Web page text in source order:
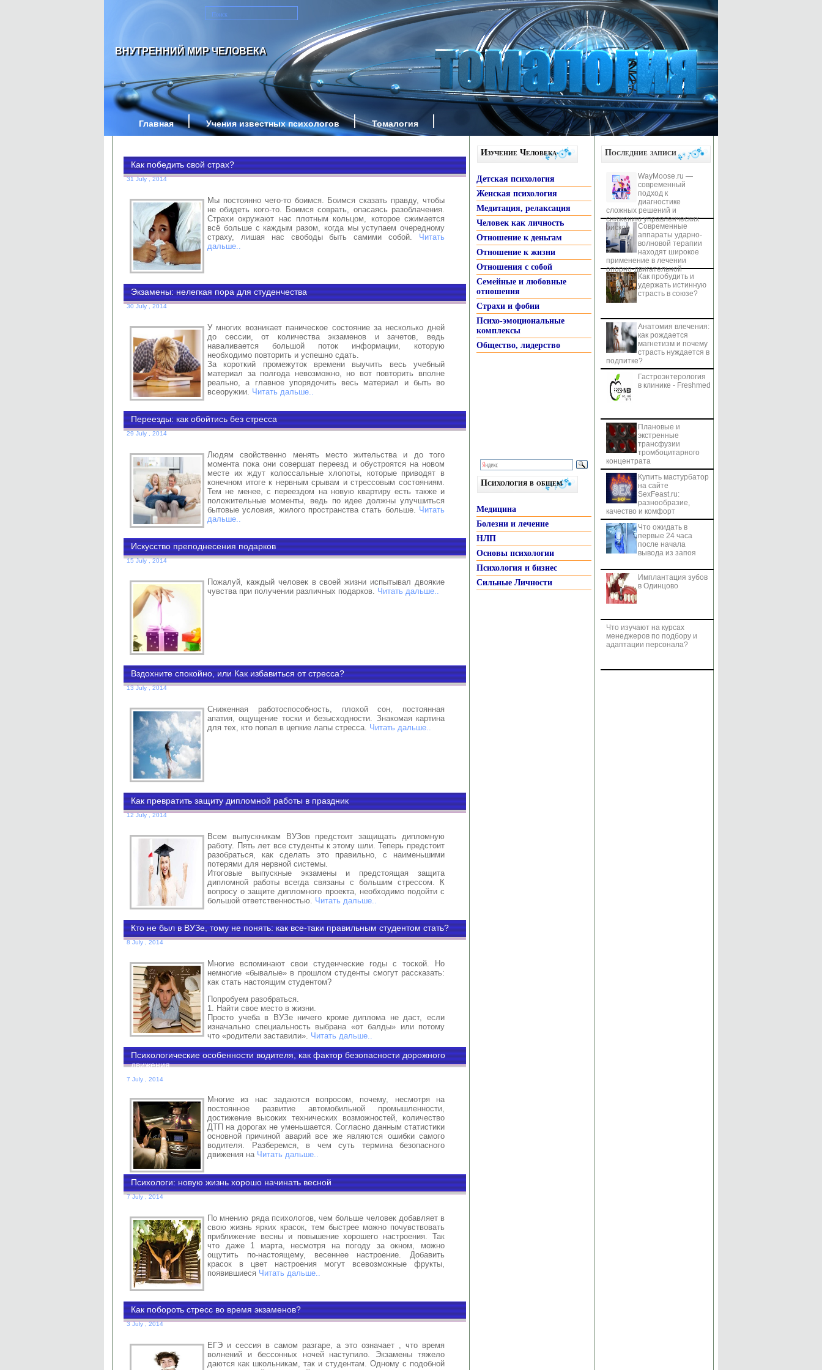
ВНУТРЕННИЙ МИР ЧЕЛОВЕКА
Главная Учения известных психологов Томалогия
Как победить свой страх?
31 July , 2014
Мы постоянно чего-то боимся. Боимся сказать правду, чтобы
не обидеть кого-то. Боимся соврать, опасаясь разоблачения.
Страхи окружают нас плотным кольцом, которое сжимается
всё больше с каждым разом, когда мы уступаем очередному
страху, лишая нас свободы быть самими собой. Читать
дальше..
Экзамены: нелегкая пора для студенчества
30 July , 2014
У многих возникает паническое состояние за несколько дней
до сессии, от количества экзаменов и зачетов, ведь
наваливается большой поток информации, которую
необходимо повторить и успешно сдать.
За короткий промежуток времени выучить весь учебный
материал за полгода невозможно, но вот повторить вполне
реально, а главное упорядочить весь материал и быть во
всеоружии. Читать дальше..
Переезды: как обойтись без стресса
29 July , 2014
Людям свойственно менять место жительства и до того
момента пока они совершат переезд и обустроятся на новом
месте их ждут колоссальные хлопоты, которые приводят в
конечном итоге к нервным срывам и стрессовым состояниям.
Тем не менее, с переездом на новую квартиру есть также и
положительные моменты, ведь по идее должны улучшиться
бытовые условия, жилого пространства стать больше. Читать
дальше..
Искусство преподнесения подарков
15 July , 2014
Пожалуй, каждый человек в своей жизни испытывал двоякие
чувства при получении различных подарков. Читать дальше..
Вздохните спокойно, или Как избавиться от стресса?
13 July , 2014
Сниженная работоспособность, плохой сон, постоянная
апатия, ощущение тоски и безысходности. Знакомая картина
для тех, кто попал в цепкие лапы стресса. Читать дальше..
Как превратить защиту дипломной работы в праздник
12 July , 2014
Всем выпускникам ВУЗов предстоит защищать дипломную
работу. Пять лет все студенты к этому шли. Теперь предстоит
разобраться, как сделать это правильно, с наименьшими
потерями для нервной системы.
Итоговые выпускные экзамены и предстоящая защита
дипломной работы всегда связаны с большим стрессом. К
вопросу о защите дипломного проекта, необходимо подойти с
большой ответственностью. Читать дальше..
Кто не был в ВУЗе, тому не понять: как все-таки правильным студентом стать?
8 July , 2014
Многие вспоминают свои студенческие годы с тоской. Но
немногие «бывалые» в прошлом студенты смогут рассказать:
как стать настоящим студентом?
Попробуем разобраться.
1. Найти свое место в жизни.
Просто учеба в ВУЗе ничего кроме диплома не даст, если
изначально специальность выбрана «от балды» или потому
что «родители заставили». Читать дальше..
Психологические особенности водителя, как фактор безопасности дорожного
движения
7 July , 2014
Многие из нас задаются вопросом, почему, несмотря на
постоянное развитие автомобильной промышленности,
достижение высоких технических возможностей, количество
ДТП на дорогах не уменьшается. Согласно данным статистики
основной причиной аварий все же являются ошибки самого
водителя. Разберемся, в чем суть термина безопасного
движения на Читать дальше..
Психологи: новую жизнь хорошо начинать весной
7 July , 2014
По мнению ряда психологов, чем больше человек добавляет в
свою жизнь ярких красок, тем быстрее можно почувствовать
приближение весны и повышение хорошего настроения. Так
что даже 1 марта, несмотря на погоду за окном, можно
ощутить по-настоящему, весеннее настроение. Добавить
красок в цвет настроения могут всевозможные фрукты,
появившиеся Читать дальше..
Как побороть стресс во время экзаменов?
3 July , 2014
ЕГЭ и сессия в самом разгаре, а это означает , что время
волнений и бессонных ночей наступило. Экзамены тяжело
даются как школьникам, так и студентам. Одному с подобной
Изучение Человека
Детская психология
Женская психология
Медитация, релаксация
Человек как личность
Отношение к деньгам
Отношение к жизни
Отношения с собой
Семейные и любовные
отношения
Страхи и фобии
Психо-эмоциональные
комплексы
Общество, лидерство
Психология в общем
Медицина
Болезни и лечение
НЛП
Основы психологии
Психология и бизнес
Сильные Личности
Последние записи
WayMoose.ru —
современный
подход к
диагностике
сложных решений и
снижению управленческих
рисков
Современные
аппараты ударно-
волновой терапии
находят широкое
применение в лечении
опорно-двигательной
системы Как пробудить и
удержать истинную
страсть в союзе?
Анатомия влечения:
как рождается
магнетизм и почему
страсть нуждается в
подпитке?
Гастроэнтерология
в клинике - Freshmed
Плановые и
экстренные
трансфузии
тромбоцитарного
концентрата
Купить мастурбатор
на сайте
SexFeast.ru:
разнообразие,
качество и комфорт
Что ожидать в
первые 24 часа
после начала
вывода из запоя
Имплантация зубов
в Одинцово
Что изучают на курсах
менеджеров по подбору и
адаптации персонала?